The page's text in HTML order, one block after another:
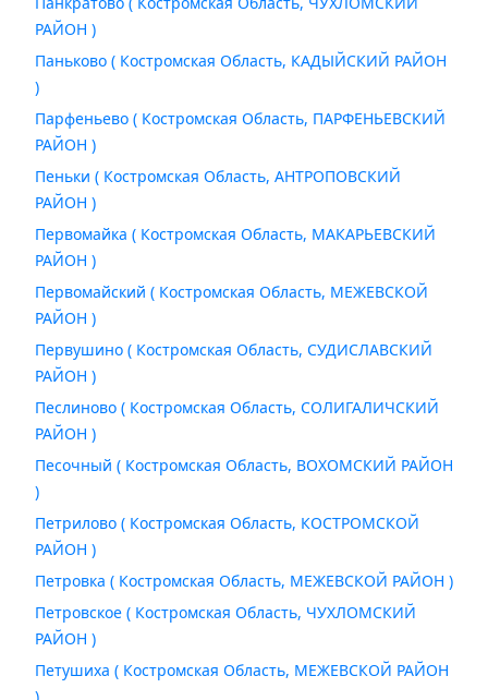
РАЙОН )
Паньково ( Костромская Область, КАДЫЙСКИЙ РАЙОН
)
Парфеньево ( Костромская Область, ПАРФЕНЬЕВСКИЙ
РАЙОН )
Пеньки ( Костромская Область, АНТРОПОВСКИЙ
РАЙОН )
Первомайка ( Костромская Область, МАКАРЬЕВСКИЙ
РАЙОН )
Первомайский ( Костромская Область, МЕЖЕВСКОЙ
РАЙОН )
Первушино ( Костромская Область, СУДИСЛАВСКИЙ
РАЙОН )
Песлиново ( Костромская Область, СОЛИГАЛИЧСКИЙ
РАЙОН )
Песочный ( Костромская Область, ВОХОМСКИЙ РАЙОН
)
Петрилово ( Костромская Область, КОСТРОМСКОЙ
РАЙОН )
Петровка ( Костромская Область, МЕЖЕВСКОЙ РАЙОН )
Петровское ( Костромская Область, ЧУХЛОМСКИЙ
РАЙОН )
Петушиха ( Костромская Область, МЕЖЕВСКОЙ РАЙОН